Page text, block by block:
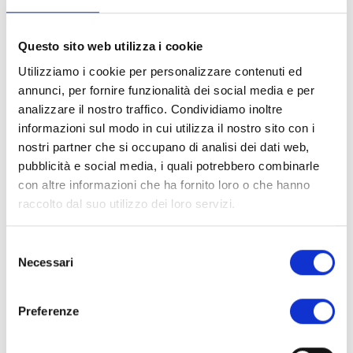
Questo sito web utilizza i cookie
Utilizziamo i cookie per personalizzare contenuti ed
annunci, per fornire funzionalità dei social media e per
analizzare il nostro traffico. Condividiamo inoltre
informazioni sul modo in cui utilizza il nostro sito con i
nostri partner che si occupano di analisi dei dati web,
pubblicità e social media, i quali potrebbero combinarle
con altre informazioni che ha fornito loro o che hanno
raccolto dal suo utilizzo dei loro servizi.
delNecessari
Preferenze
Nel complesso dell’ex Manifattura Tabacchi il LDPF
celebra la creatività al ‘femminile’ con le mostre di Nancy
Fina e Maïmouna Patrizia Guerresi, le installazioni di
videoarte di Debora Vrizzi, Lucille Vrignaud, e, in anteprima,
il video del progetto vincitore del premio ‘Amilcare
Ponchielli 2009’ “Umumalaika” di Martina Bacigalupo,
prodotto dal LDPF in collaborazione con il GRIN.
La mostra di Nancy Fina è una produzione del Festival, in
anteprima assoluta, che rappresenta al meglio la
americana che nelle sue fotografie di moda dai colori
un’installazione complessa e armoniosa costituita da